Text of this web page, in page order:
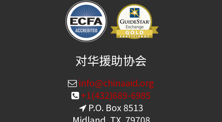
对华援助协会
info@chinaaid.org
+1(432)689-6985
P.O. Box 8513